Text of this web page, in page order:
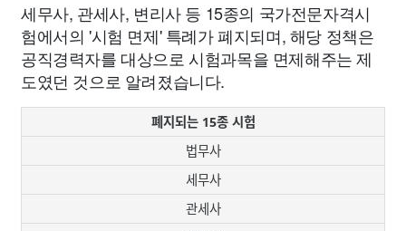
세무사, 관세사, 변리사 등 15종의 국가전문자격시
험에서의 '시험 면제' 특례가 폐지되며, 해당 정책은
공직경력자를 대상으로 시험과목을 면제해주는 제
도였던 것으로 알려졌습니다.
폐지되는 15종 시험
법무사
세무사
관세사